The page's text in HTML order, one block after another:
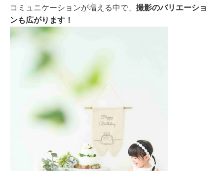
コミュニケーションが増える中で、 撮影のバリエーショ
ンも広がります！